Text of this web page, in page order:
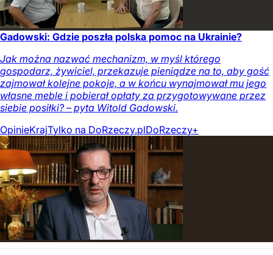
Gadowski: Gdzie poszła polska pomoc na Ukrainie?
Jak można nazwać mechanizm, w myśl którego
gospodarz, żywiciel, przekazuje pieniądze na to, aby gość
zajmował kolejne pokoje, a w końcu wynajmował mu jego
własne meble i pobierał opłaty za przygotowywane przez
siebie posiłki? – pyta Witold Gadowski.
OpinieKrajTylko na DoRzeczy.plDoRzeczy+